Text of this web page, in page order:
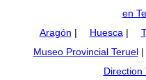
en
Aragón | Huesca |
Museo Provincial Teruel|
Direction